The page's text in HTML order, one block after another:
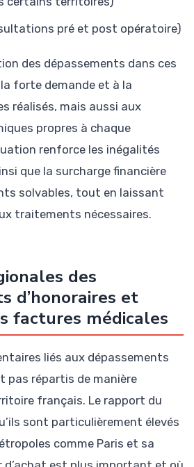
pré et post opératoire)
des dépassements dans ces
forte demande et à la
réalisés, mais aussi aux
propres à chaque
renforce les inégalités
que la surcharge financière
solvables, tout en laissant
traitements nécessaires.
des
d’honoraires et
factures médicales
liés aux dépassements
pas répartis de manière
français. Le rapport du
sont particulièrement élevés
comme Paris et sa